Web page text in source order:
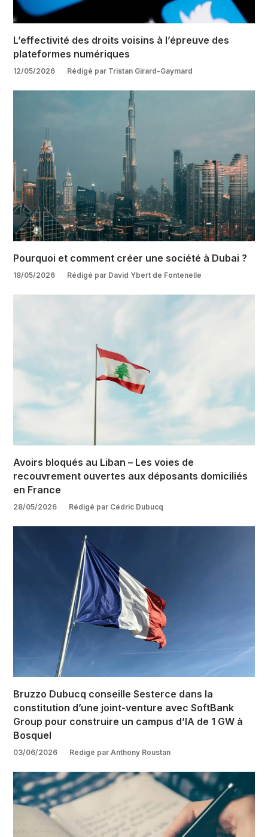
Bruzzo Dubucq conseille Sesterce dans la
constitution d’une joint-venture avec SoftBank
Group pour construire un campus d’IA de 1 GW à
Bosquel
03/06/2026 Rédigé par Anthony Roustan
Avoirs bloqués au Liban – Les voies de
recouvrement ouvertes aux déposants domiciliés
en France
28/05/2026 Rédigé par Cédric Dubucq
Pourquoi et comment créer une société à Dubai ?
18/05/2026 Rédigé par David Ybert de Fontenelle
L’effectivité des droits voisins à l’épreuve des
plateformes numériques
12/05/2026 Rédigé par Tristan Girard-Gaymard